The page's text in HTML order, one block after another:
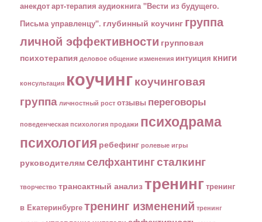
анекдотарт-терапия аудиокнига "Вести из будущего.
Письма управленцу". глубинный коучинг группа
личной эффективности групповая
психотерапия деловое общение изменения интуиция книги
консультация коучингкоучинговая
группа личностный рост отзывы переговоры
поведенческая психология продажи психодрама
психология ребефинг ролевые игры
руководителямселфхантингсталкинг
творчество трансактный анализтренинг тренинг
в Екатеринбургетренинг изменений тренинг